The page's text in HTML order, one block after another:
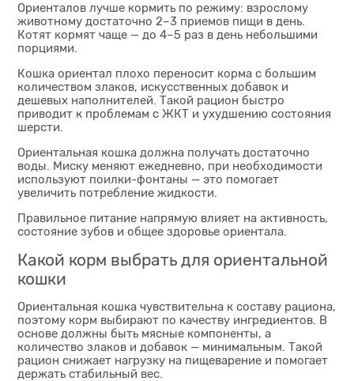
Ориенталов лучше кормить по режиму: взрослому
животному достаточно 2–3 приемов пищи в день.
Котят кормят чаще — до 4–5 раз в день небольшими
порциями.
Кошка ориентал плохо переносит корма с большим
количеством злаков, искусственных добавок и
дешевых наполнителей. Такой рацион быстро
приводит к проблемам с ЖКТ и ухудшению состояния
шерсти.
Ориентальная кошка должна получать достаточно
воды. Миску меняют ежедневно, при необходимости
используют поилки-фонтаны — это помогает
увеличить потребление жидкости.
Правильное питание напрямую влияет на активность,
состояние зубов и общее здоровье ориентала.
Какой корм выбрать для ориентальной
кошки
Ориентальная кошка чувствительна к составу рациона,
поэтому корм выбирают по качеству ингредиентов. В
основе должны быть мясные компоненты, а
количество злаков и добавок — минимальным. Такой
рацион снижает нагрузку на пищеварение и помогает
держать стабильный вес.